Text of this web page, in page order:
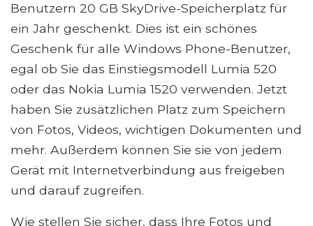
Benutzern 20 GB SkyDrive-Speicherplatz für
ein Jahr geschenkt. Dies ist ein schönes
Geschenk für alle Windows Phone-Benutzer,
egal ob Sie das Einstiegsmodell Lumia 520
oder das Nokia Lumia 1520 verwenden. Jetzt
haben Sie zusätzlichen Platz zum Speichern
von Fotos, Videos, wichtigen Dokumenten und
mehr. Außerdem können Sie sie von jedem
Gerät mit Internetverbindung aus freigeben
und darauf zugreifen.
Wie stellen Sie sicher, dass Ihre Fotos und